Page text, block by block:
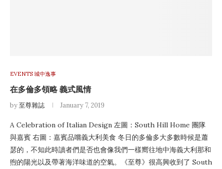
EVENTS 城中逸事
在多倫多領略 義式風情
by至尊雜誌 January 7, 2019
A Celebration of Italian Design 左圖：South Hill Home 團隊
與嘉賓 右圖：嘉賓品嚐義大利美食 冬日的多倫多大多數時候是蕭
瑟的，不知此時讀者們是否也會像我們一樣嚮往地中海義大利那和
煦的陽光以及帶著海洋味道的空氣。《至尊》很高興收到了 South